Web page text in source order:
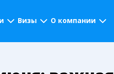
Визы О компании